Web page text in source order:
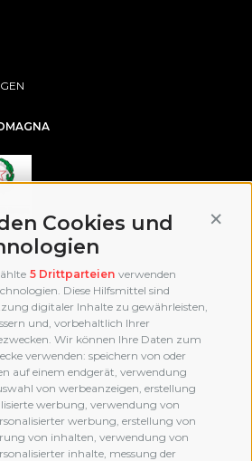
Cookies und
5 Drittparteien verwenden
Diese Hilfsmittel sind
digitaler Inhalte zu gewährleisten,
und, vorbehaltlich Ihrer
Wir können Ihre Daten zum
verwenden: speichern von oder
auf einem endgerät, verwendung
von werbeanzeigen, erstellung
werbung, verwendung von
werbung, erstellung von
von inhalten, verwendung von
inhalte, messung der